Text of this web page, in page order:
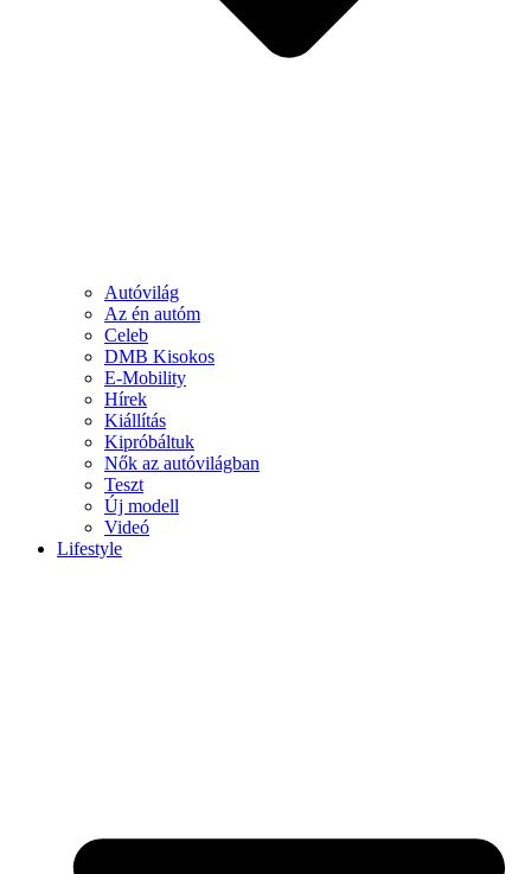
Autóvilág
Az én autóm
Celeb
DMB Kisokos
E-Mobility
Hírek
Kiállítás
Kipróbáltuk
Nők az autóvilágban
Teszt
Új modell
Videó
Lifestyle